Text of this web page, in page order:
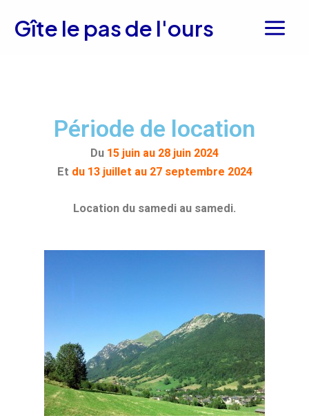
Gîte le pas de l'ours
Période de location
Du 15 juin au 28 juin 2024
Et du 13 juillet au 27 septembre 2024
Location du samedi au samedi.